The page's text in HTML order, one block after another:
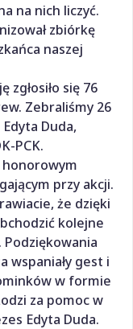
na nich liczyć.
zbiórkę
naszej
zgłosiło się 76
Zebraliśmy 26
Duda,
PCK.
przy akcji.
że dzięki
kolejne
wspaniały gest i
w formie
za pomoc w
Edyta Duda.